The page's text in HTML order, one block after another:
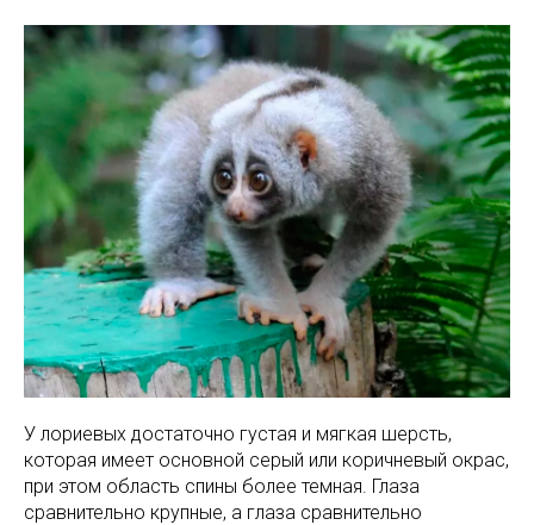
У лориевых достаточно густая и мягкая шерсть,
которая имеет основной серый или коричневый окрас,
при этом область спины более темная. Глаза
сравнительно крупные, а глаза сравнительно